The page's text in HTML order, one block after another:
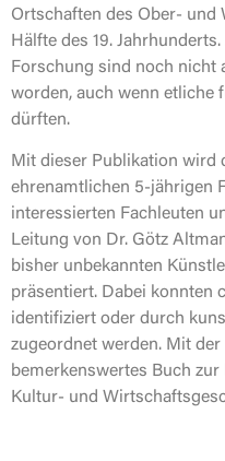
Ortschaften des Ober- und
Hälfte des 19.
Forschung sind noch nicht
worden, auch wenn etliche
dürften.
Mit dieser Publikation wird
ehrenamtlichen 5-jährigen
interessierten Fachleuten
Leitung von Dr. Götz
bisher unbekannten
präsentiert. Dabei konnten
identifiziert oder durch
zugeordnet werden. Mit
bemerkenswertes Buch
Kultur- und